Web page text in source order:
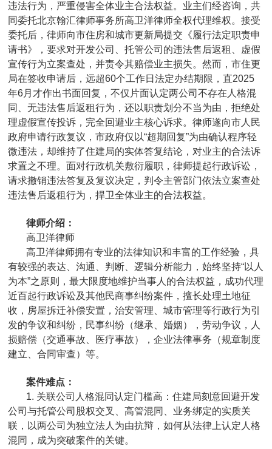
违法行为，严重侵害全体业主合法权益。业主们经咨询，共
同委托北京翰汇律师事务所高卫洋律师全权代理维权。接受
委托后，律师向市住房和城市更新局提交《履行法定职责申
请书》，要求对开发公司、托管公司的违法售后返租、虚假
宣传行为立案查处，并责令其赔偿业主损失。然而，市住更
局在签收申请后，远超60个工作日法定办结期限，直2025
年6月才作出书面回复，不仅片面认定两公司不存在人格混
同、无违法售后返租行为，还以职责划分不当为由，拒绝处
理虚假宣传投诉，完全回避业主核心诉求。律师遂向市人民
政府申请行政复议，市政府仅以“超期回复”为由确认程序轻
微违法，却维持了住建局的实体答复结论，对业主的合法诉
求置之不理。面对行政机关敷衍履职，律师提起行政诉讼，
请求撤销违法答复及复议决定，判令主管部门依法立案查处
违法售后返租行为，捍卫全体业主的合法权益。
律师介绍：
高卫洋律师
高卫洋律师拥有专业的法律知识和丰富的工作经验，具
有较强的表达、沟通、判断、逻辑分析能力，始终坚持“以人
为本”之原则，最大限度地维护当事人的合法权益，成功代理
近百起行政诉讼及其他民商事纠纷案件，擅长处理土地征
收，房屋拆迁补偿安置，治安管理、城市管理等行政行为引
发的争议和纠纷，民事纠纷（继承、婚姻），劳动争议，人
损赔偿（交通事故、医疗事故），企业法律事务（规章制度
建立、合同审查）等。
案件难点：
1. 关联公司人格混同认定门槛高：住建局刻意回避开发
公司与托管公司股权交叉、高管混同、业务绑定的实质关
联，以两公司为独立法人为由抗辩，如何从法律上认定人格
混同，成为突破案件的关键。